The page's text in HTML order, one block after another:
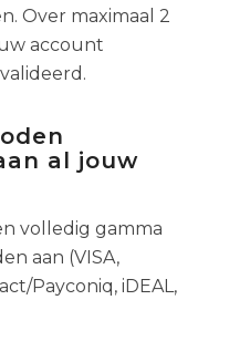
Over maximaal 2
account
al jouw
volledig gamma
aan (VISA,
Payconiq, iDEAL,